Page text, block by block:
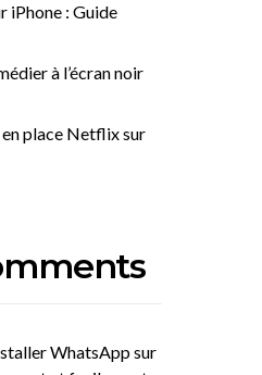
iPhone : Guide
à l’écran noir
place Netflix sur
WhatsApp sur